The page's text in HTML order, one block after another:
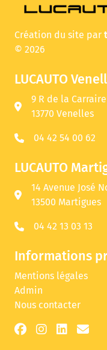
Création du site par
© 2026
LUCAUTO
9 R de la Carraire
13770 Venelles
04 42 54 00 62
LUCAUTO
14 Avenue José
13500 Martigues
04 42 13 03 13
Informations
Mentions légales
Admin
Nous contacter